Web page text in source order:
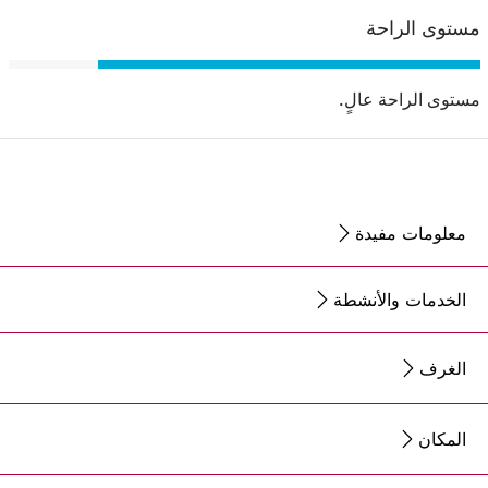
مستوى الراحة
مستوى الراحة عالٍ.
معلومات مفيدة
الخدمات والأنشطة
الغرف
المكان